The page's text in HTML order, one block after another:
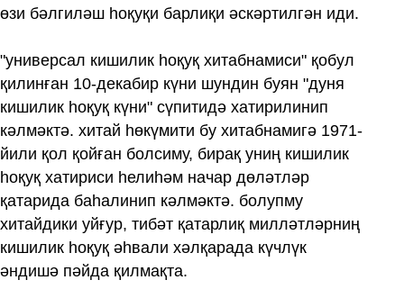
өзи бәлгиләш һоқуқи барлиқи әскәртилгән иди.
"универсал кишилик һоқуқ хитабнамиси" қобул
қилинған 10-декабир күни шундин буян "дуня
кишилик һоқуқ күни" сүпитидә хатирилинип
кәлмәктә. хитай һөкүмити бу хитабнамигә 1971-
йили қол қойған болсиму, бирақ униң кишилик
һоқуқ хатириси һелиһәм начар дөләтләр
қатарида баһалинип кәлмәктә. болупму
хитайдики уйғур, тибәт қатарлиқ милләтләрниң
кишилик һоқуқ әһвали хәлқарада күчлүк
әндишә пәйда қилмақта.